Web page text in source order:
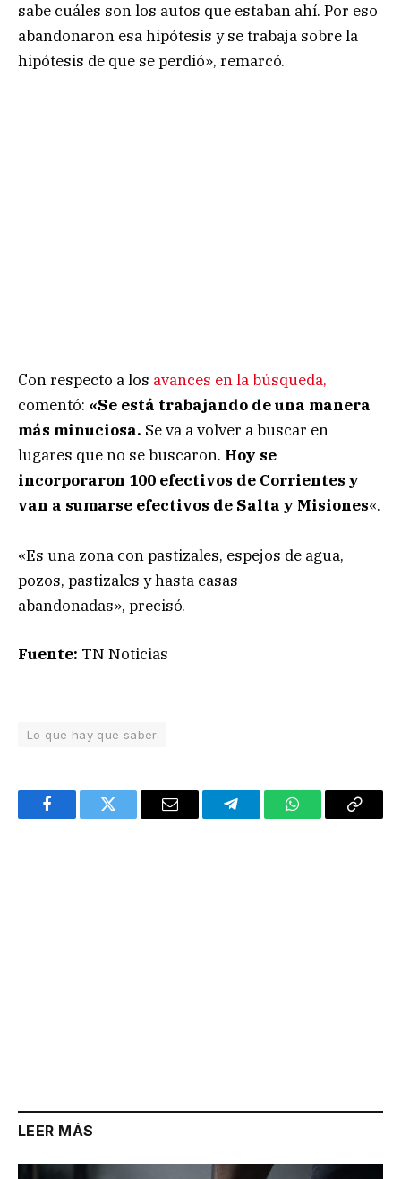
sabe cuáles son los autos que estaban ahí. Por eso
abandonaron esa hipótesis y se trabaja sobre la
hipótesis de que se perdió», remarcó.
Con respecto a los avances en la búsqueda,
comentó: «Se está trabajando de una manera
más minuciosa. Se va a volver a buscar en
lugares que no se buscaron. Hoy se
incorporaron 100 efectivos de Corrientes y
van a sumarse efectivos de Salta y Misiones«.
«Es una zona con pastizales, espejos de agua,
pozos, pastizales y hasta casas
abandonadas», precisó.
Fuente: TN Noticias
Lo que hay que saber
FacebookTwitter Email TelegramWhatsAppCopy
LEER MÁS